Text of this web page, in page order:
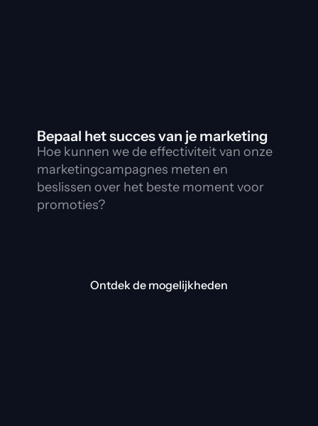
Bepaal het succes van je marketing
Hoe kunnen we de effectiviteit van onze
marketingcampagnes meten en
beslissen over het beste moment voor
promoties?
Ontdek de mogelijkheden